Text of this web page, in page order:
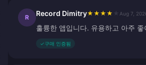
R Record Dimitry★ ★ ★ ★ Aug 7,
훌륭한 앱입니다. 유용하고 아주 좋
✓구매 인증됨